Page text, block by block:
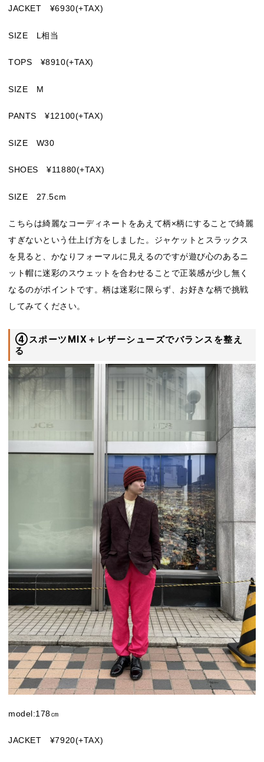
JACKET ¥6930(+TAX)
SIZE L相当
TOPS ¥8910(+TAX)
SIZE M
PANTS ¥12100(+TAX)
SIZE W30
SHOES ¥11880(+TAX)
SIZE 27.5cm
こちらは綺麗なコーディネートをあえて柄×柄にすることで綺麗
すぎないという仕上げ方をしました。ジャケットとスラックス
を見ると、かなりフォーマルに見えるのですが遊び心のあるニ
ット帽に迷彩のスウェットを合わせることで正装感が少し無く
なるのがポイントです。柄は迷彩に限らず、お好きな柄で挑戦
してみてください。
④スポーツMIX＋レザーシューズでバランスを整え
る
model:178㎝
JACKET ¥7920(+TAX)